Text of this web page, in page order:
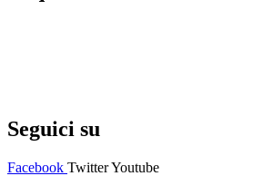
Seguici su
Facebook TwitterYoutube